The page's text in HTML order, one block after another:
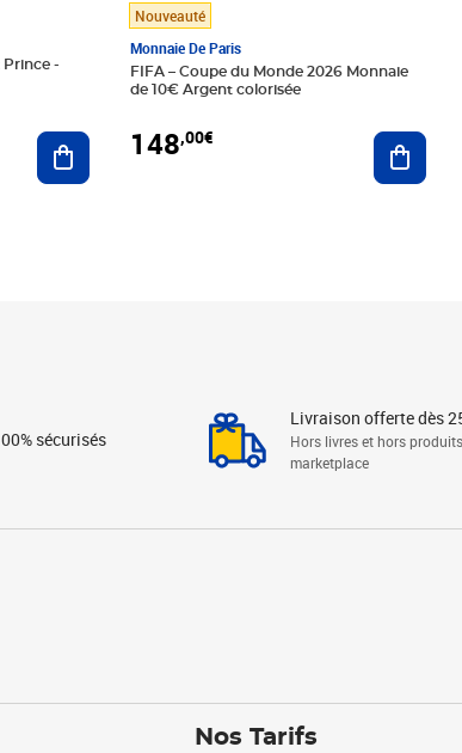
-
Ajouter au panier
Nouveauté
Monnaie De Paris
FIFA – Coupe du Monde 2026 Monnaie
de 10€ Argent colorisée
148,00€
sécurisés
Livraison offerte dès
Hors livres et hors produits
marketplace
Nos Tarifs